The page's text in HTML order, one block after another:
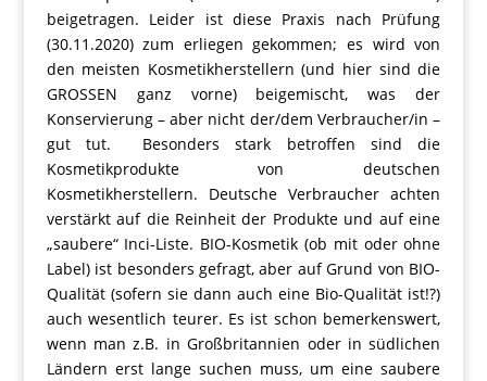
beigetragen. Leider ist diese Praxis nach Prüfung
(30.11.2020) zum erliegen gekommen; es wird von
den meisten Kosmetikherstellern (und hier sind die
GROSSEN ganz vorne) beigemischt, was der
Konservierung – aber nicht der/dem Verbraucher/in –
gut tut. Besonders stark betroffen sind die
Kosmetikprodukte von deutschen
Kosmetikherstellern. Deutsche Verbraucher achten
verstärkt auf die Reinheit der Produkte und auf eine
„saubere“ Inci-Liste. BIO-Kosmetik (ob mit oder ohne
Label) ist besonders gefragt, aber auf Grund von BIO-
Qualität (sofern sie dann auch eine Bio-Qualität ist!?)
auch wesentlich teurer. Es ist schon bemerkenswert,
wenn man z.B. in Großbritannien oder in südlichen
Ländern erst lange suchen muss, um eine saubere